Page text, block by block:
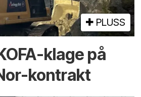
PLUSS
klage på
kontrakt